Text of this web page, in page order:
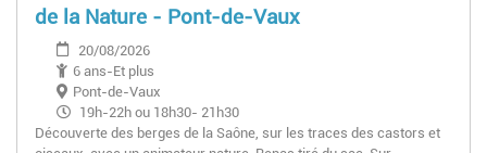
de la Nature - Pont-de-Vaux
20/08/2026
6 ans-Et plus
Pont-de-Vaux
19h-22h ou 18h30- 21h30
Découverte des berges de la Saône, sur les traces des castors et